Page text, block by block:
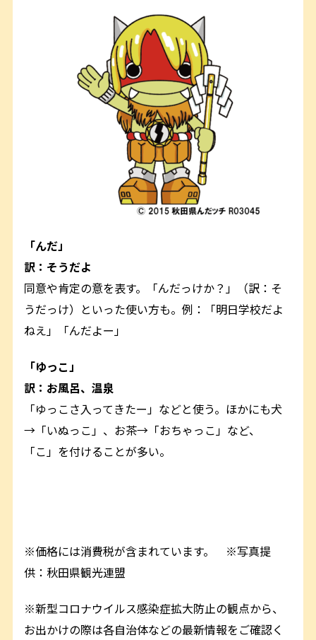
「んだ」
訳：そうだよ
同意や肯定の意を表す。「んだっけか？」（訳：そ
うだっけ）といった使い方も。例：「明日学校だよ
ねえ」「んだよー」
「ゆっこ」
訳：お風呂、温泉
「ゆっこさ入ってきたー」などと使う。ほかにも犬
→「いぬっこ」、お茶→「おちゃっこ」など、
「こ」を付けることが多い。
※価格には消費税が含まれています。 ※写真提
供：秋田県観光連盟
※新型コロナウイルス感染症拡大防止の観点から、
お出かけの際は各自治体などの最新情報をご確認く